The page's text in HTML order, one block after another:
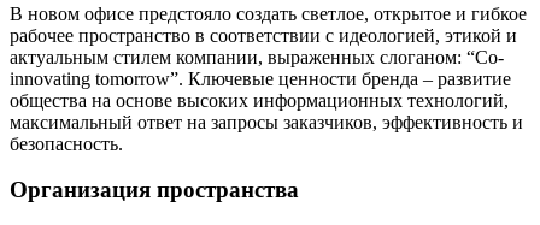
В новом офисе предстояло создать светлое, открытое и гибкое
рабочее пространство в соответствии с идеологией, этикой и
актуальным стилем компании, выраженных слоганом: “Co-
innovating tomorrow”. Ключевые ценности бренда – развитие
общества на основе высоких информационных технологий,
максимальный ответ на запросы заказчиков, эффективность и
безопасность.
Организация пространства